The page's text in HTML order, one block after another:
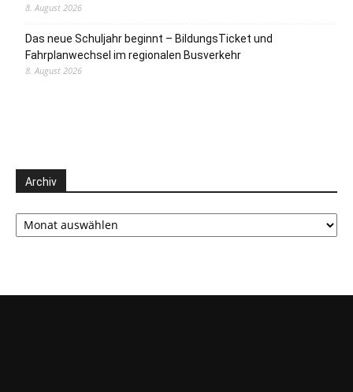
8. August 2026
Das neue Schuljahr beginnt – BildungsTicket und
Fahrplanwechsel im regionalen Busverkehr
8. August 2026
Archiv
Archiv